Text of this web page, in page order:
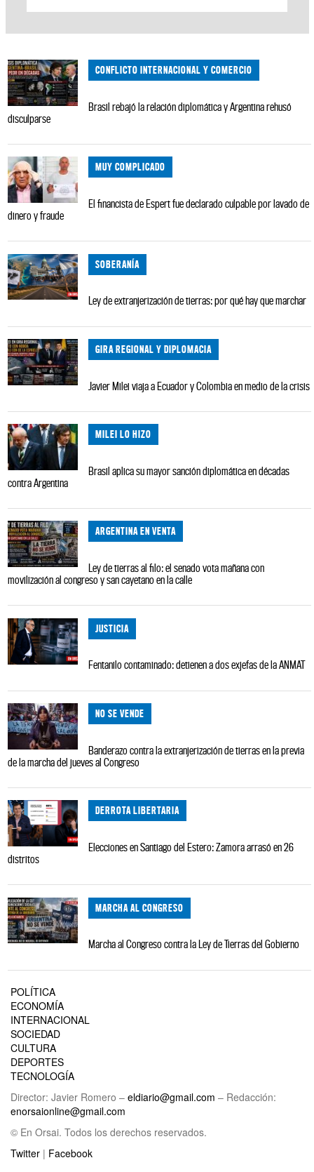
CONFLICTO INTERNACIONAL Y COMERCIO
Brasil rebajó la relación diplomática y Argentina rehusó
disculparse
MUY COMPLICADO
El financista de Espert fue declarado culpable por lavado de
dinero y fraude
SOBERANÍA
Ley de extranjerización de tierras: por qué hay que marchar
GIRA REGIONAL Y DIPLOMACIA
Javier Milei viaja a Ecuador y Colombia en medio de la crisis
MILEI LO HIZO
Brasil aplica su mayor sanción diplomática en décadas
contra Argentina
ARGENTINA EN VENTA
Ley de tierras al filo: el senado vota mañana con
movilización al congreso y san cayetano en la calle
JUSTICIA
Fentanilo contaminado: detienen a dos exjefas de la ANMAT
NO SE VENDE
Banderazo contra la extranjerización de tierras en la previa
de la marcha del jueves al Congreso
DERROTA LIBERTARIA
Elecciones en Santiago del Estero: Zamora arrasó en 26
distritos
MARCHA AL CONGRESO
Marcha al Congreso contra la Ley de Tierras del Gobierno
POLÍTICA
ECONOMÍA
INTERNACIONAL
SOCIEDAD
CULTURA
DEPORTES
TECNOLOGÍA
Director: Javier Romero – eldiario@gmail.com – Redacción:
enorsaionline@gmail.com
© En Orsai. Todos los derechos reservados.
Twitter | Facebook